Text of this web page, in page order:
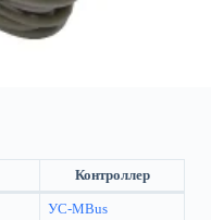
Контроллер
УС-MBus